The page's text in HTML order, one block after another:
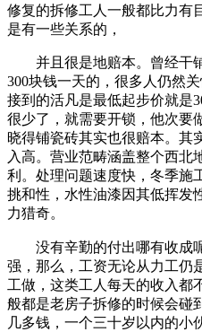
修复的拆修工人一般都比力有
是有一些关系的，
并且很是地赔本。曾经干
300块钱一天的，很多人仍然
接到的活凡是最低起步价就是
很少了，就需要开锁，他次要
晓得铺瓷砖其实也很赔本。其
入高。营业范畴涵盖整个西北
利。处理问题速度快，冬季施
挑和性，水性油漆因其低挥发
力猎奇。
没有辛勤的付出哪有收成
强，那么，工资无论从力工仍
工做，这类工人每天的收入都
般都是老房子拆修的时候会碰
几多钱，一个三十岁以内的小